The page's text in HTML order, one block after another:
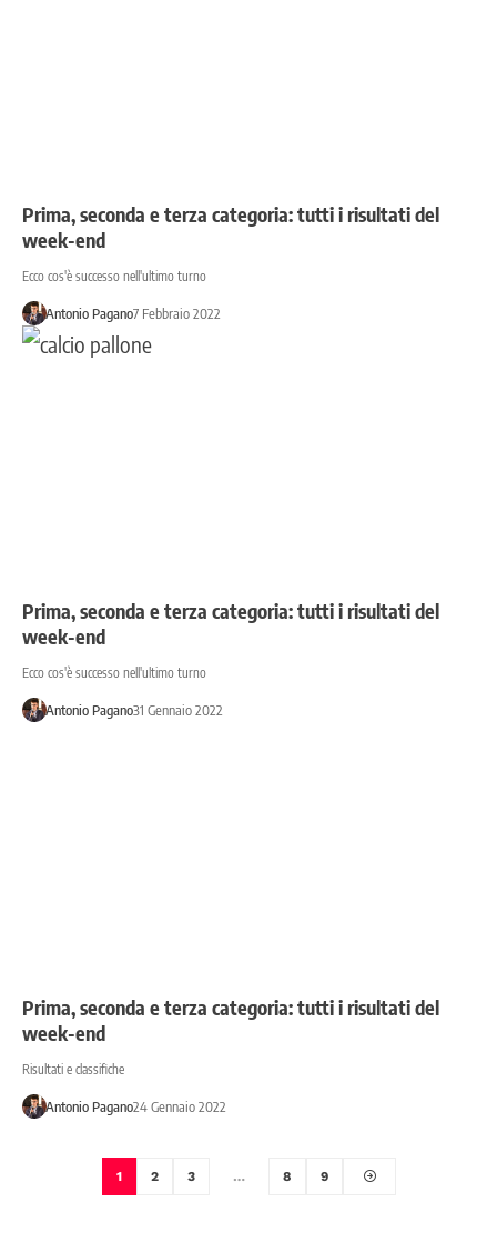
Prima, seconda e terza categoria: tutti i risultati del
week-end
Ecco cos'è successo nell'ultimo turno
Antonio Pagano7 Febbraio 2022
Prima, seconda e terza categoria: tutti i risultati del
week-end
Ecco cos'è successo nell'ultimo turno
Antonio Pagano31 Gennaio 2022
Prima, seconda e terza categoria: tutti i risultati del
week-end
Risultati e classifiche
Antonio Pagano24 Gennaio 2022
1 2 3 … 8 9